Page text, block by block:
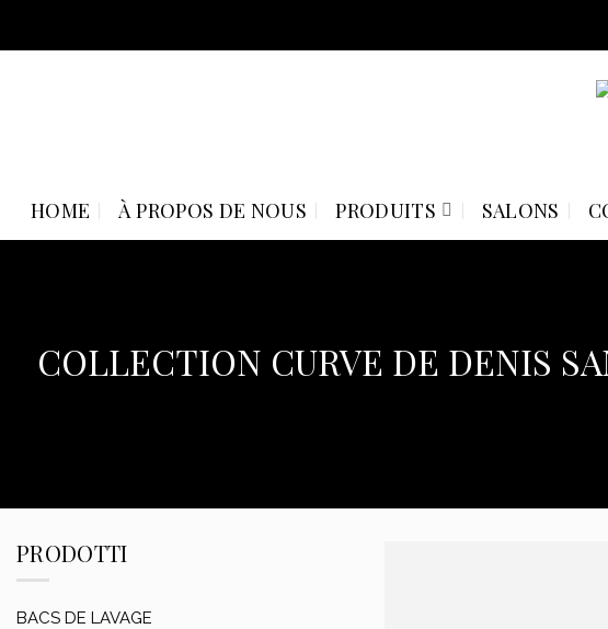
HOME À PROPOS DE NOUS PRODUITS SALONS
COLLECTION CURVE DE DENIS
PRODOTTI
BACS DE LAVAGE